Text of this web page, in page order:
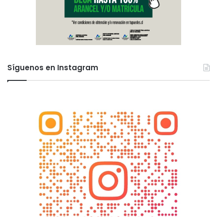
Síguenos en Instagram